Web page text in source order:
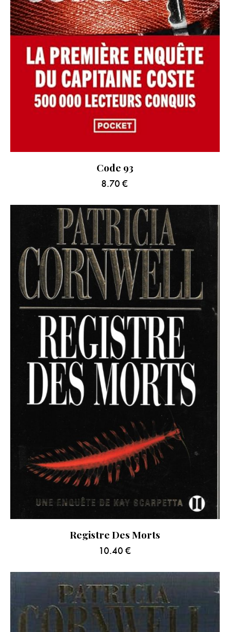
Code 93
8.70 €
Registre Des Morts
10.40 €